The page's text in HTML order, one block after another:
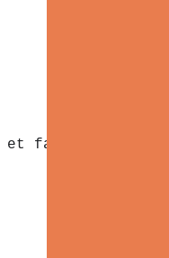
et facilite le